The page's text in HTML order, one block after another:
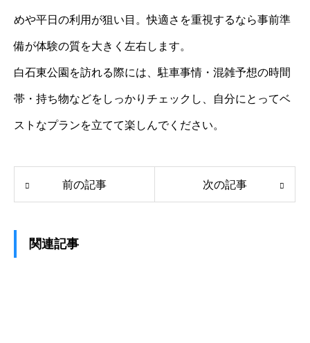
めや平日の利用が狙い目。快適さを重視するなら事前準
備が体験の質を大きく左右します。
白石東公園を訪れる際には、駐車事情・混雑予想の時間
帯・持ち物などをしっかりチェックし、自分にとってベ
ストなプランを立てて楽しんでください。
前の記事 次の記事
関連記事